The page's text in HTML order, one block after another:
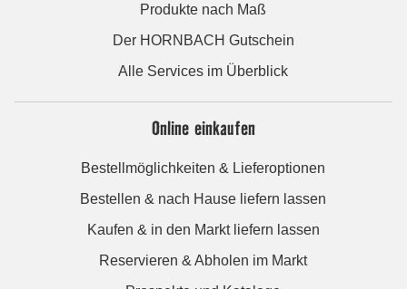
Produkte nach Maß
Der HORNBACH Gutschein
Alle Services im Überblick
Online einkaufen
Bestellmöglichkeiten & Lieferoptionen
Bestellen & nach Hause liefern lassen
Kaufen & in den Markt liefern lassen
Reservieren & Abholen im Markt